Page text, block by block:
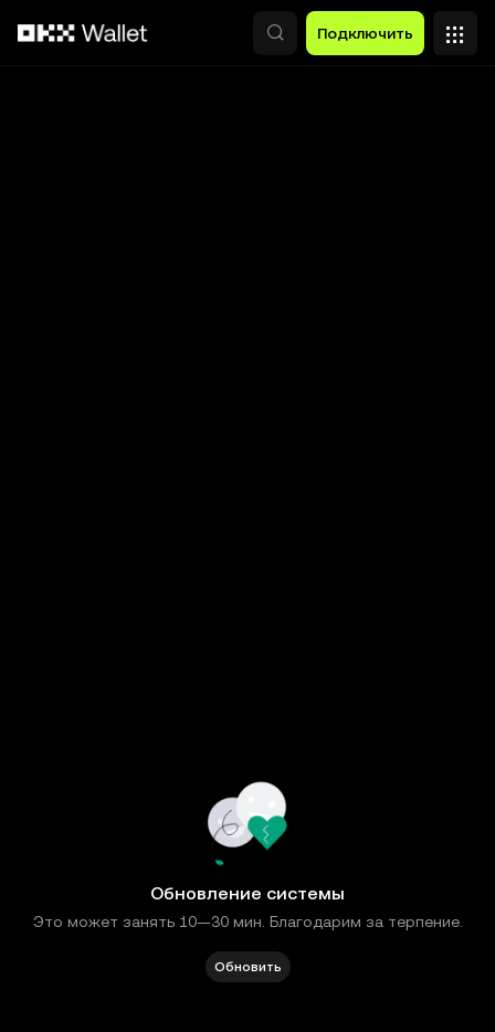
Подключить
Обновление системы
Это может занять 10—30 мин. Благодарим за терпение.
Обновить